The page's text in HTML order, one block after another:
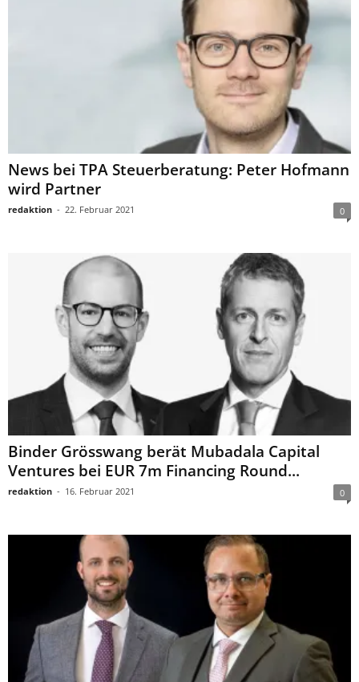
News bei TPA Steuerberatung: Peter Hofmann
wird Partner
redaktion - 22. Februar 2021 0
Binder Grösswang berät Mubadala Capital
Ventures bei EUR 7m Financing Round...
redaktion - 16. Februar 2021 0